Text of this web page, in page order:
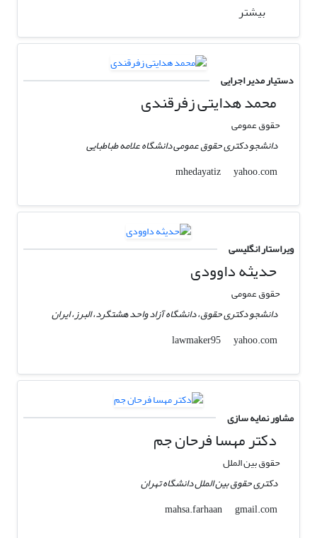
بیشتر
دستیار مدیر اجرایی
محمد هدایتی زفرقندی
حقوق عمومی
دانشجو دکتری حقوق عمومی دانشگاه علامه طباطبایی
mhedayatiz
yahoo.com
ویراستار انگلیسی
حدیثه داوودی
حقوق عمومی
دانشجو دکتری حقوق، دانشگاه آزاد واحد هشتگرد، البرز، ایران
lawmaker95
yahoo.com
مشاور نمایه سازی
دکتر مهسا فرحان جم
حقوق بین الملل
دکتری حقوق بین الملل دانشگاه تهران
mahsa.farhaan
gmail.com